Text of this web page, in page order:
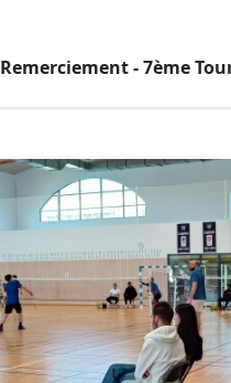
Remerciement - 7ème